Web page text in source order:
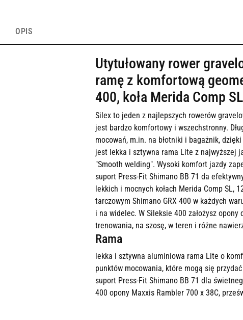
OPIS
Utytułowany rower
ramę z komfortową
400, koła Merida Comp
Silex to jeden z najlepszych rowerów
jest bardzo komfortowy i wszechstronny.
mocowań, m.in. na błotniki i bagażnik,
jest lekka i sztywna rama Lite z najwyższej
"Smooth welding". Wysoki komfort jazdy
suport Press-Fit Shimano BB 71 da
lekkich i mocnych kołach Merida Comp SL,
tarczowym Shimano GRX 400 w każdych
i na widelec. W Sileksie 400 założysz
trenowania, na szosę, w teren i różne
Rama
lekka i sztywna aluminiowa rama Lite o
punktów mocowania, które mogą się
suport Press-Fit Shimano BB 71 dla
400 opony Maxxis Rambler 700 x 38C,